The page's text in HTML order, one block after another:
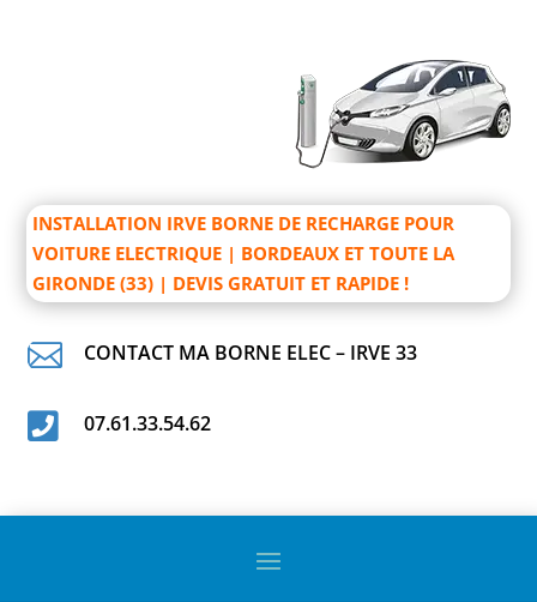
INSTALLATION IRVE BORNE DE RECHARGE POUR
VOITURE ELECTRIQUE | BORDEAUX ET TOUTE LA
GIRONDE (33) | DEVIS GRATUIT ET RAPIDE !
 CONTACT MA BORNE ELEC – IRVE 33
 07.61.33.54.62